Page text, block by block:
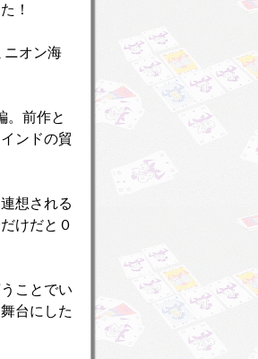
！
ニオン海
。前作と
ンドの貿
想される
けだと０
ことでい
台にした